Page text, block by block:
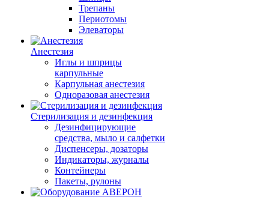
Трепаны
Периотомы
Элеваторы
Анестезия
Иглы и шприцы
карпульные
Карпульная анестезия
Одноразовая анестезия
Стерилизация и дезинфекция
Дезинфицирующие
средства, мыло и салфетки
Диспенсеры, дозаторы
Индикаторы, журналы
Контейнеры
Пакеты, рулоны